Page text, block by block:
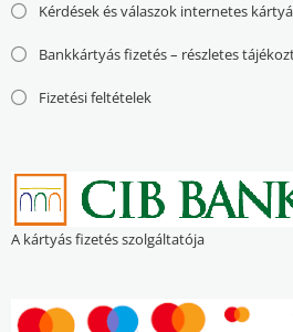
Kérdések és válaszok internetes
Bankkártyás fizetés – részletes
Fizetési feltételek
A kártyás fizetés szolgáltatója